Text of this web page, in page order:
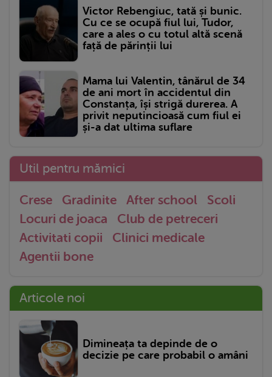
Victor Rebengiuc, tată și bunic.
Cu ce se ocupă fiul lui, Tudor,
care a ales o cu totul altă scenă
față de părinții lui
Mama lui Valentin, tânărul de 34
de ani mort în accidentul din
Constanța, își strigă durerea. A
privit neputincioasă cum fiul ei
și-a dat ultima suflare
Util pentru mămici
Crese Gradinite After school
Scoli
Locuri de joaca
Club de petreceri
Activitati copii
Clinici medicale
Agentii bone
Articole noi
Dimineața ta depinde de o
decizie pe care probabil o amâni